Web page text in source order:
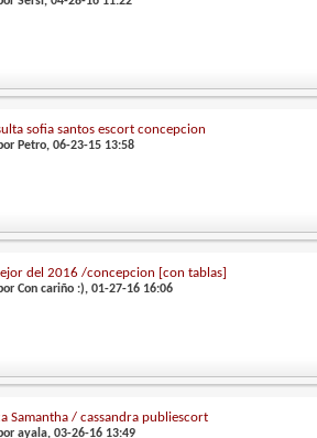
sofia santos escort concepcion
Petro, 06-23-15 13:58
del 2016 /concepcion [con tablas]
Con cariño :), 01-27-16 16:06
Samantha / cassandra publiescort
ayala, 03-26-16 13:49